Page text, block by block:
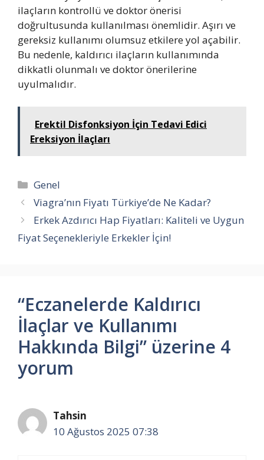
ilaçların kontrollü ve doktor önerisi
doğrultusunda kullanılması önemlidir. Aşırı ve
gereksiz kullanımı olumsuz etkilere yol açabilir.
Bu nedenle, kaldırıcı ilaçların kullanımında
dikkatli olunmalı ve doktor önerilerine
uyulmalıdır.
Erektil Disfonksiyon İçin Tedavi Edici
Ereksiyon İlaçları
Kategoriler
Genel
Viagra’nın Fiyatı Türkiye’de Ne Kadar?
Erkek Azdırıcı Hap Fiyatları: Kaliteli ve Uygun
Fiyat Seçenekleriyle Erkekler İçin!
“Eczanelerde Kaldırıcı
İlaçlar ve Kullanımı
Hakkında Bilgi” üzerine 4
yorum
Tahsin
10 Ağustos 2025 07:38